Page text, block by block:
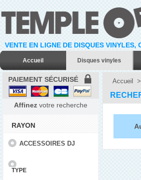
VENTE EN LIGNE DE DISQUES
Accueil Disques vinyles
PAIEMENT SÉCURISÉ
Affinez votre recherche
RAYON
ACCESSOIRES DJ
TYPE
Accueil >